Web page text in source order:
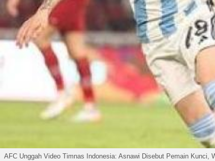
AFC Unggah Video Timnas Indonesia: Asnawi Disebut Pemain Kunci,